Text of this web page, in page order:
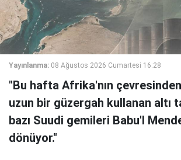
Yayınlanma: 08 Ağustos 2026 Cumartesi 16:28
"Bu hafta Afrika'nın
uzun bir güzergah kullanan altı
bazı Suudi gemileri Babu'l
dönüyor."